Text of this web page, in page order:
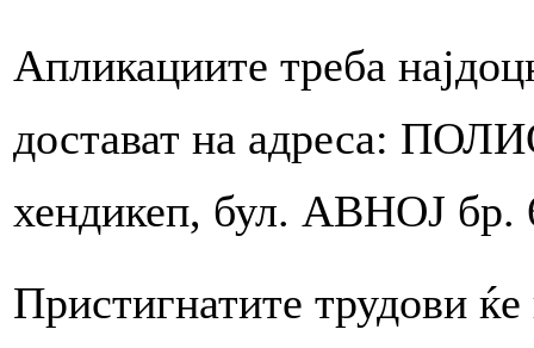
Апликациите треба
достават на aдреса:
хендикеп, бул. АВНОЈ бр.
Пристигнатите трудови